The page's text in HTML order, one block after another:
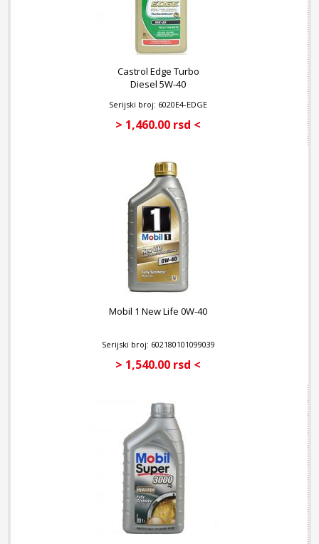
Castrol Edge Turbo
Diesel 5W-40
Serijski broj: 6020E4-EDGE
> 1,460.00 rsd <
Mobil 1 New Life 0W-40
Serijski broj: 602180101099039
> 1,540.00 rsd <